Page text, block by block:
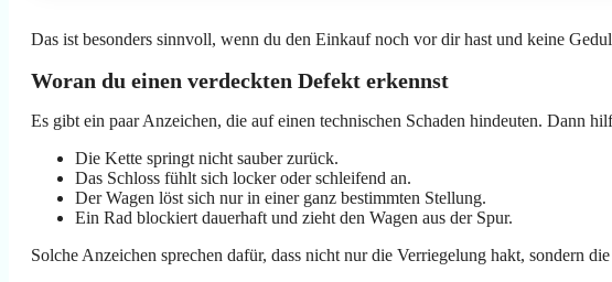
Das ist besonders sinnvoll, wenn du den Einkauf noch vor dir hast und keine
Woran du einen verdeckten Defekt erkennst
Es gibt ein paar Anzeichen, die auf einen technischen Schaden hindeuten. Dann
Die Kette springt nicht sauber zurück.
Das Schloss fühlt sich locker oder schleifend an.
Der Wagen löst sich nur in einer ganz bestimmten Stellung.
Ein Rad blockiert dauerhaft und zieht den Wagen aus der Spur.
Solche Anzeichen sprechen dafür, dass nicht nur die Verriegelung hakt, sondern